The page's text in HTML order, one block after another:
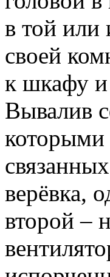
в той или
своей
к шкафу и
Вывалив
которыми
верёвка,
второй –